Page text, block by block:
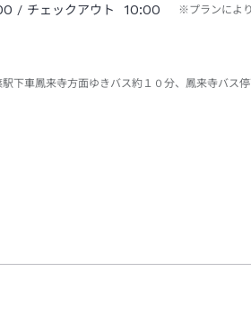
/ チェックアウト 10:00 ※プランによ
駅下車鳳来寺方面ゆきバス約１０分、鳳来寺バス